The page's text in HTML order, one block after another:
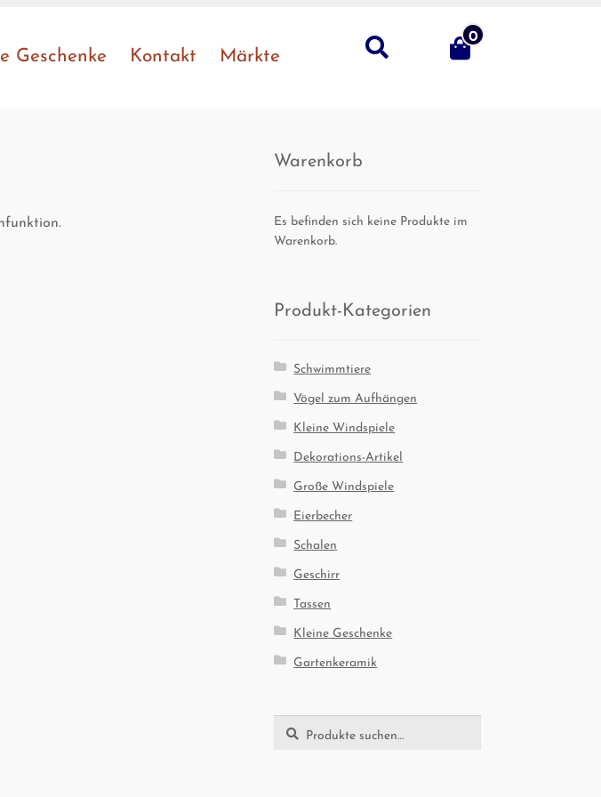
Geschenke Kon­takt Märk­te Suche 0
Waren­korb
Es befinden sich keine Produkte im
Warenkorb.
Pro­dukt-Kate­go­rien
Schwimmtiere
Vögel zum Aufhängen
Kleine Windspiele
Dekorations-Artikel
Große Windspiele
Eierbecher
Schalen
Geschirr
Tassen
Kleine Geschenke
Gartenkeramik
Suche
nach:
Suche